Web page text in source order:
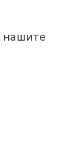
нашите